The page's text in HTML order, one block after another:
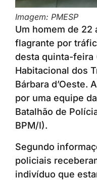
Imagem: PMESP
Um homem de 22
flagrante por
desta quinta-feira
Habitacional dos
Bárbara d’Oeste.
por uma equipe
Batalhão de
BPM/I).
Segundo
policiais
indivíduo que